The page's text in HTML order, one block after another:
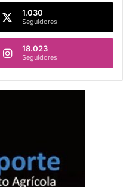
1.030
Seguidores
18.023
Seguidores